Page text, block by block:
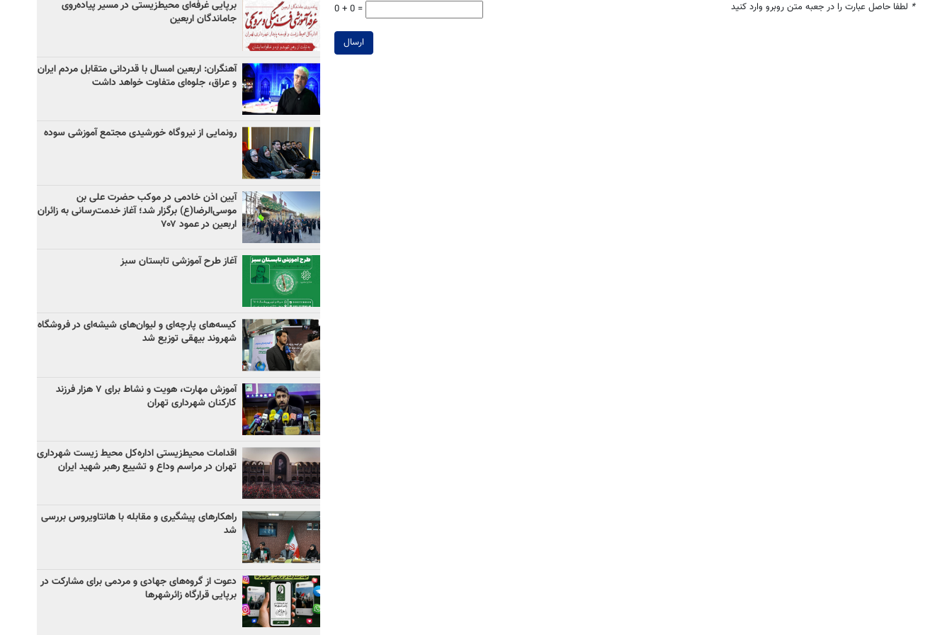
* لطفا حاصل عبارت را در جعبه متن روبرو وارد کنید 0 + 0 =
ارسال
برپایی غرفه‌ای محیط‌زیستی در مسیر پیاده‌روی
جاماندگان اربعین
آهنگران: اربعین امسال با قدردانی متقابل مردم ایران
و عراق، جلوه‌ای متفاوت خواهد داشت
رونمایی از نیروگاه خورشیدی مجتمع آموزشی سوده
آیین اذن خادمی در موکب حضرت علی بن
موسی‌الرضا(ع) برگزار شد؛ آغاز خدمت‌رسانی به زائران
اربعین در عمود ۷۰۷
آغاز طرح آموزشی تابستان سبز
کیسه‌های پارچه‌ای و لیوان‌های شیشه‌ای در فروشگاه
شهروند بیهقی توزیع شد
آموزش مهارت، هویت و نشاط برای ۷ هزار فرزند
کارکنان شهرداری تهران
اقدامات محیط‌زیستی اداره‌کل محیط زیست شهرداری
تهران در مراسم وداع و تشییع رهبر شهید ایران
راهکارهای پیشگیری و مقابله با هانتاویروس بررسی
شد
دعوت از گروه‌های جهادی و مردمی برای مشارکت در
برپایی قرارگاه زائرشهرها